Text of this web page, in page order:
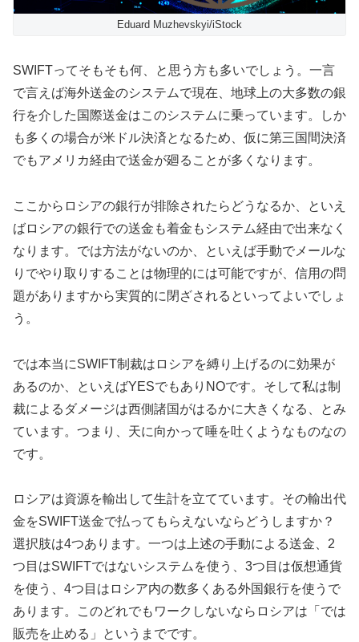
Eduard Muzhevskyi/iStock
SWIFTってそもそも何、と思う方も多いでしょう。一言
で言えば海外送金のシステムで現在、地球上の大多数の銀
行を介した国際送金はこのシステムに乗っています。しか
も多くの場合が米ドル決済となるため、仮に第三国間決済
でもアメリカ経由で送金が廻ることが多くなります。
ここからロシアの銀行が排除されたらどうなるか、といえ
ばロシアの銀行での送金も着金もシステム経由で出来なく
なります。では方法がないのか、といえば手動でメールな
りでやり取りすることは物理的には可能ですが、信用の問
題がありますから実質的に閉ざされるといってよいでしょ
う。
では本当にSWIFT制裁はロシアを縛り上げるのに効果が
あるのか、といえばYESでもありNOです。そして私は制
裁によるダメージは西側諸国がはるかに大きくなる、とみ
ています。つまり、天に向かって唾を吐くようなものなの
です。
ロシアは資源を輸出して生計を立てています。その輸出代
金をSWIFT送金で払ってもらえないならどうしますか？
選択肢は4つあります。一つは上述の手動による送金、2
つ目はSWIFTではないシステムを使う、3つ目は仮想通貨
を使う、4つ目はロシア内の数多くある外国銀行を使うで
あります。このどれでもワークしないならロシアは「では
販売を止める」というまでです。